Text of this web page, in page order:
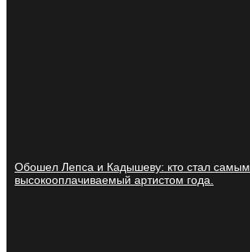
Обошел Лепса и Кадышеву: кто стал самым
высокооплачиваемый артистом года.